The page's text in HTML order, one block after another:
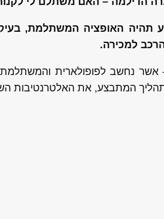
תהיה האופציה המשתלמת,
למכירה.
נחשב לפופולארית
המתבצע, את האלטרנטיבות